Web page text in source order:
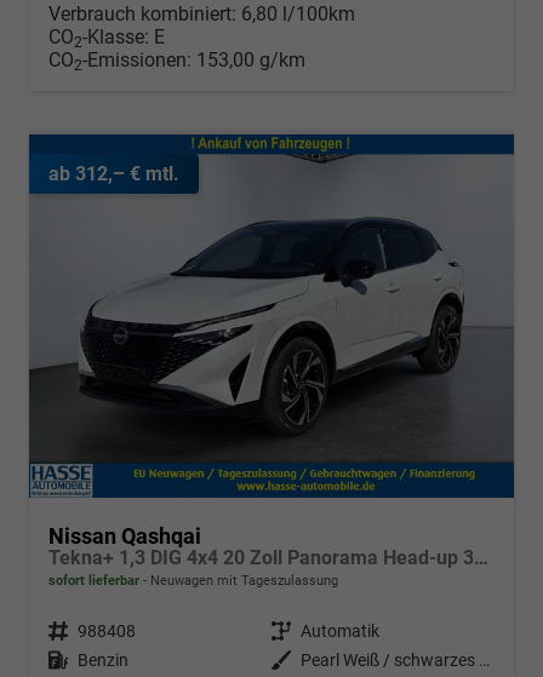
Verbrauch kombiniert: 6,80 l/100km
CO2-Klasse: E
CO2-Emissionen: 153,00 g/km
ab 312,– € mtl.
Nissan Qashqai
Tekna+ 1,3 DIG 4x4 20 Zoll Panorama Head-up 360° Leder Massage Navi el Heckklappe
sofort lieferbar Neuwagen mit Tageszulassung
Fahrzeugnr. 988408 Getriebe Automatik
Kraftstoff Benzin Außenfarbe
Pearl Weiß / schwarzes Dach